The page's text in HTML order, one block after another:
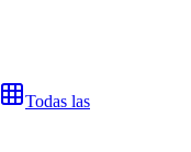
Todas las